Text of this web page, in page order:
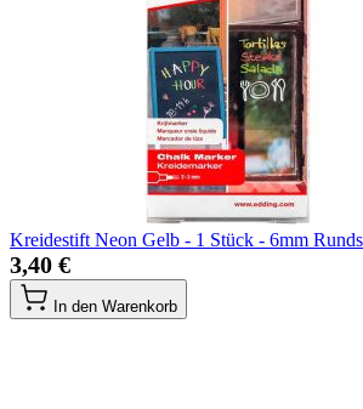
Kreidestift Neon Gelb - 1 Stück - 6mm
3,40 €
In den Warenkorb